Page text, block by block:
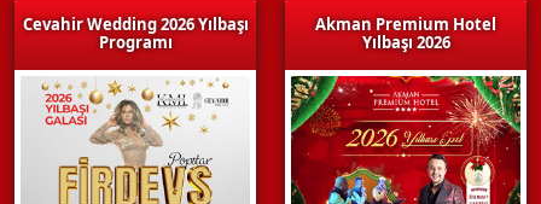
Cevahir Wedding 2026 Yılbaşı
Programı
Akman Premium Hotel
Yılbaşı 2026